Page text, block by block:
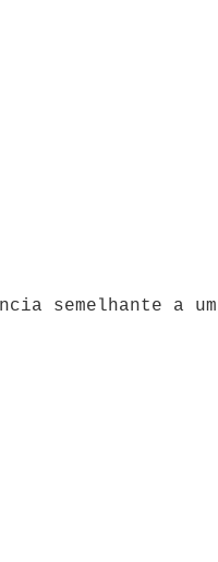
semelhante a